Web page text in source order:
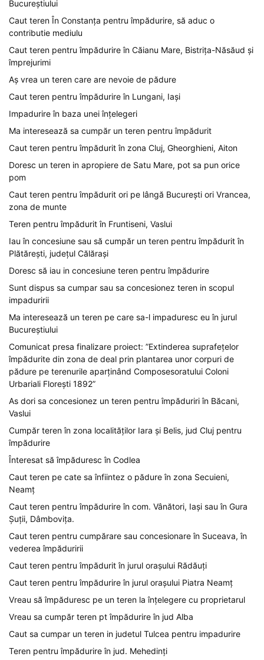
Bucureștiului
Caut teren În Constanța pentru împădurire, să aduc o
contributie mediulu
Caut teren pentru împădurire în Căianu Mare, Bistrița-Năsăud și
împrejurimi
Aș vrea un teren care are nevoie de pădure
Caut teren pentru împădurire în Lungani, Iași
Impadurire în baza unei înțelegeri
Ma interesează sa cumpăr un teren pentru împădurit
Caut teren pentru împădurit în zona Cluj, Gheorghieni, Aiton
Doresc un teren in apropiere de Satu Mare, pot sa pun orice
pom
Caut teren pentru împădurit ori pe lângă București ori Vrancea,
zona de munte
Teren pentru împădurit în Fruntiseni, Vaslui
Iau în concesiune sau să cumpăr un teren pentru împădurit în
Plătărești, județul Călărași
Doresc să iau in concesiune teren pentru împădurire
Sunt dispus sa cumpar sau sa concesionez teren in scopul
impaduririi
Ma interesează un teren pe care sa-l impaduresc eu în jurul
Bucureștiului
Comunicat presa finalizare proiect: ”Extinderea suprafețelor
împădurite din zona de deal prin plantarea unor corpuri de
pădure pe terenurile aparținând Composesoratului Coloni
Urbariali Florești 1892”
As dori sa concesionez un teren pentru împăduriri în Băcani,
Vaslui
Cumpăr teren în zona localităților Iara și Belis, jud Cluj pentru
împădurire
Înteresat să împăduresc în Codlea
Caut teren pe cate sa înfiintez o pădure în zona Secuieni,
Neamț
Caut teren pentru împădurire în com. Vânători, Iași sau în Gura
Șuții, Dâmbovița.
Caut teren pentru cumpărare sau concesionare în Suceava, în
vederea împăduririi
Caut teren pentru împădurit în jurul orașului Rădăuți
Caut teren pentru împădurire în jurul orașului Piatra Neamț
Vreau să împăduresc pe un teren la înțelegere cu proprietarul
Vreau sa cumpăr teren pt împădurire în jud Alba
Caut sa cumpar un teren in judetul Tulcea pentru impadurire
Teren pentru împădurire în jud. Mehedinți